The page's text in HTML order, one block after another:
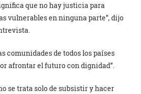
que no hay justicia para
vulnerables en ninguna parte”, dijo
comunidades de todos los países
afrontar el futuro con dignidad”.
se trata solo de subsistir y hacer